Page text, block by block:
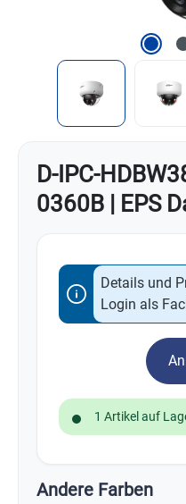
D-IPC-
0360B | EPS
Details und
Login als
1 Artikel auf
Andere Farben